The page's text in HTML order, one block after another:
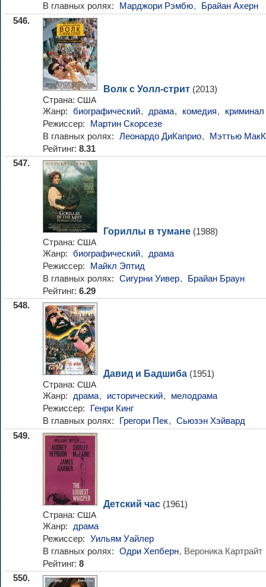
В главных ролях:
Марджори Рэмбю, Брайан Ахерн
546.
Волк с Уолл-стрит (2013)
Страна: США
Жанр: биографический, драма, комедия,
криминал
Режиссер:
Мартин Скорсезе
В главных ролях: Леонардо ДиКаприо,
Мэттью
Рейтинг: 8.31
547.
Гориллы в тумане (1988)
Страна: США
Жанр: биографический,
драма
Режиссер:
Майкл Эптид
В главных ролях: Сигурни Уивер,
Брайан Браун
Рейтинг: 6.29
548.
Давид и Бадшиба (1951)
Страна: США
Жанр: драма, исторический,
мелодрама
Режиссер:
Генри Кинг
В главных ролях:
Грегори Пек, Сьюзэн Хэйвард
549.
Детский час (1961)
Страна: США
Жанр:
драма
Режиссер: Уильям Уайлер
В главных ролях: Одри Хепберн, Вероника Картрайт
Рейтинг: 8
550.